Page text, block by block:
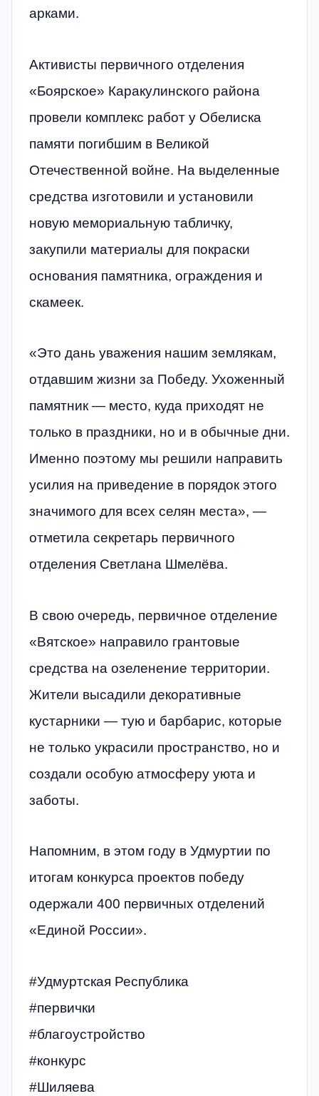
арками.
Активисты первичного отделения
«Боярское» Каракулинского района
провели комплекс работ у Обелиска
памяти погибшим в Великой
Отечественной войне. На выделенные
средства изготовили и установили
новую мемориальную табличку,
закупили материалы для покраски
основания памятника, ограждения и
скамеек.
«Это дань уважения нашим землякам,
отдавшим жизни за Победу. Ухоженный
памятник — место, куда приходят не
только в праздники, но и в обычные дни.
Именно поэтому мы решили направить
усилия на приведение в порядок этого
значимого для всех селян места», —
отметила секретарь первичного
отделения Светлана Шмелёва.
В свою очередь, первичное отделение
«Вятское» направило грантовые
средства на озеленение территории.
Жители высадили декоративные
кустарники — тую и барбарис, которые
не только украсили пространство, но и
создали особую атмосферу уюта и
заботы.
Напомним, в этом году в Удмуртии по
итогам конкурса проектов победу
одержали 400 первичных отделений
«Единой России».
#Удмуртская Республика
#первички
#благоустройство
#конкурс
#Шиляева